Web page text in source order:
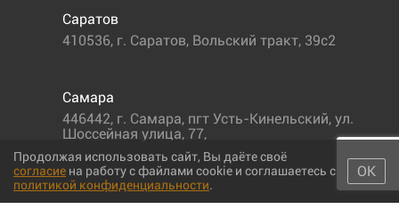
Саратов
410536, г. Саратов, Вольский тракт, 39с2
Самара
446442, г. Самара, пгт Усть-Кинельский, ул.
Шоссейная улица, 77,
Продолжая использовать сайт, Вы даёте своё
согласие на работу с файлами cookie и соглашаетесь с
политикой конфиденциальности.
ОК